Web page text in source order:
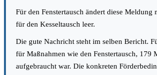
Für den Fenstertausch ändert diese
für den Kesseltausch leer.
Die gute Nachricht steht im selben Bericht.
für Maßnahmen wie den Fenstertausch, 179
aufgebraucht war. Die konkreten